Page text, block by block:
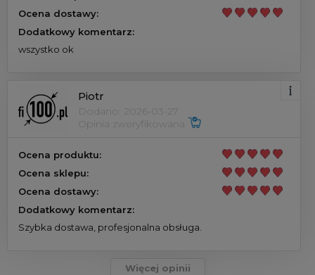
Ocena dostawy:
Dodatkowy komentarz:
wszystko ok
Piotr
Dodano: 2026-03-27
Opinia zweryfikowana
Ocena produktu:
Ocena sklepu:
Ocena dostawy:
Dodatkowy komentarz:
Szybka dostawa, profesjonalna obsługa.
Więcej opinii